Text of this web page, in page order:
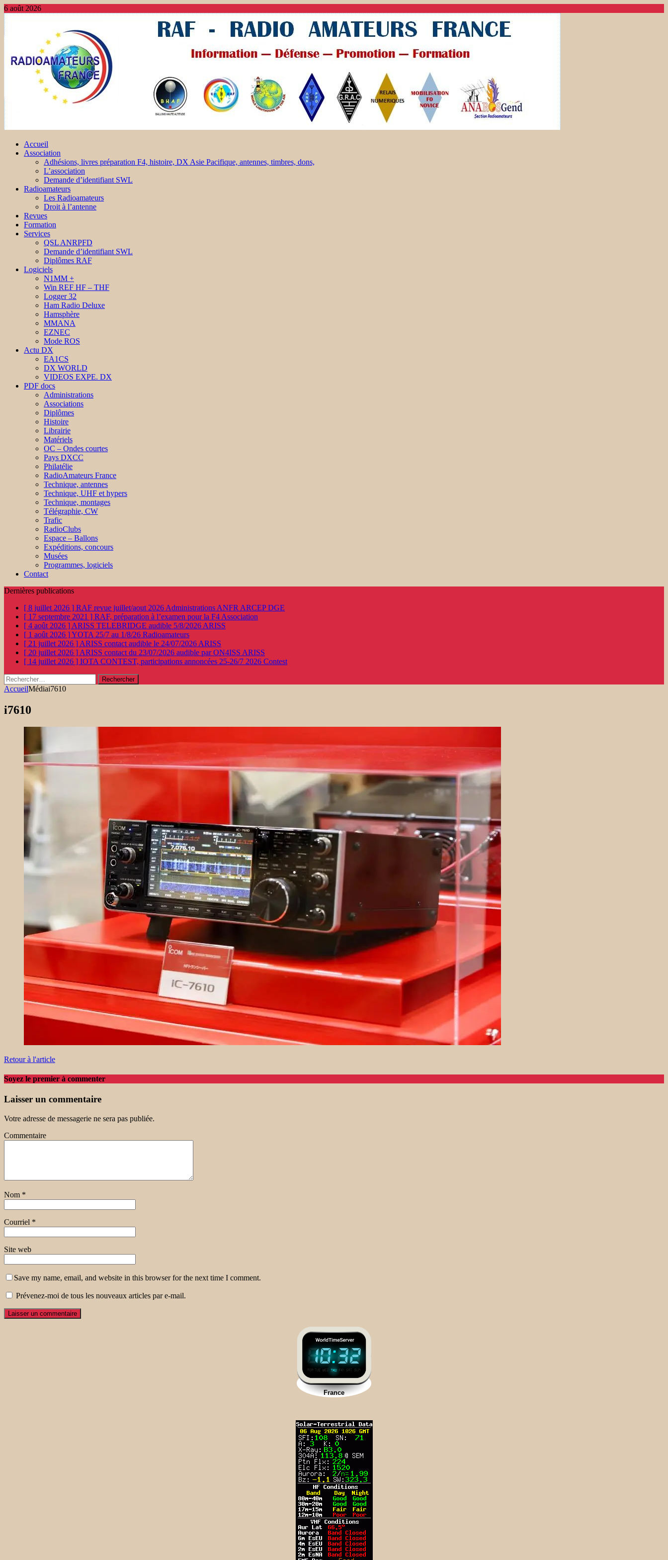
6 août 2026
Accueil
Association
Adhésions, livres préparation F4, histoire, DX Asie Pacifique, antennes, timbres, dons,
L’association
Demande d’identifiant SWL
Radioamateurs
Les Radioamateurs
Droit à l’antenne
Revues
Formation
Services
QSL ANRPFD
Demande d’identifiant SWL
Diplômes RAF
Logiciels
N1MM +
Win REF HF – THF
Logger 32
Ham Radio Deluxe
Hamsphère
MMANA
EZNEC
Mode ROS
Actu DX
EA1CS
DX WORLD
VIDEOS EXPE. DX
PDF docs
Administrations
Associations
Diplômes
Histoire
Librairie
Matériels
OC – Ondes courtes
Pays DXCC
Philatélie
RadioAmateurs France
Technique, antennes
Technique, UHF et hypers
Technique, montages
Télégraphie, CW
Trafic
RadioClubs
Espace – Ballons
Expéditions, concours
Musées
Programmes, logiciels
Contact
Dernières publications
[ 8 juillet 2026 ] RAF revue juillet/aout 2026 Administrations ANFR ARCEP DGE
[ 17 septembre 2021 ] RAF, préparation à l’examen pour la F4 Association
[ 4 août 2026 ] ARISS TELEBRIDGE audible 5/8/2026 ARISS
[ 1 août 2026 ]YOTA 25/7 au 1/8/26 Radioamateurs
[ 21 juillet 2026 ] ARISS contact audible le 24/07/2026 ARISS
[ 20 juillet 2026 ] ARISS contact du 23/07/2026 audible par ON4ISS ARISS
[ 14 juillet 2026 ] IOTA CONTEST, participations annoncées 25-26/7 2026 Contest
Rechercher :
AccueilMédiai7610
i7610
Retour à l'article
Soyez le premier à commenter
Laisser un commentaire
Votre adresse de messagerie ne sera pas publiée.
Commentaire
Nom *
Courriel *
Site web
Save my name, email, and website in this browser for the next time I comment.
Prévenez-moi de tous les nouveaux articles par e-mail.